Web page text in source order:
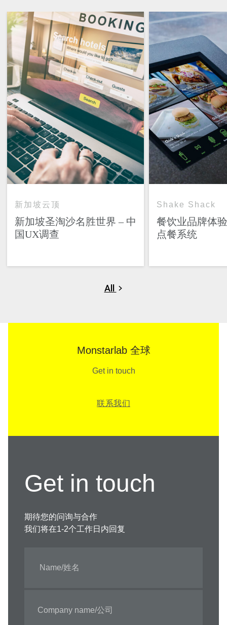
新加坡云顶
新加坡圣淘沙名胜世界 – 中
国UX调查
Shake Shack
餐饮业品牌体
点餐系统
All
Monstarlab 全球
Get in touch
联系我们
Get in touch
期待您的问询与合作
我们将在1-2个工作日内回复